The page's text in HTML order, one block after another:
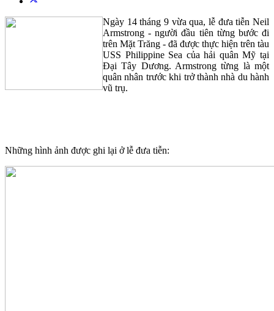
Ngày 14 tháng 9 vừa qua, lễ đưa tiễn Neil
Armstrong - người đầu tiên từng bước đi
trên Mặt Trăng - đã được thực hiện trên tàu
USS Philippine Sea của hải quân Mỹ tại
Đại Tây Dương. Armstrong từng là một
quân nhân trước khi trở thành nhà du hành
vũ trụ.
Những hình ảnh được ghi lại ở lễ đưa tiễn: